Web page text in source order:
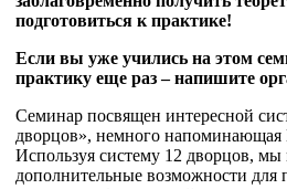
подготовиться к практике!
Если вы уже учились на этом
практику еще раз – напишите
Семинар посвящен интересной
дворцов», немного
Используя систему 12 дворцов,
дополнительные возможности для